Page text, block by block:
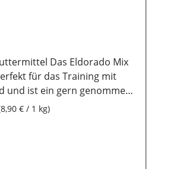
Das Eldorado Mix
für das Training mit
und ist ein gern genommens
Mischung besteht
€ / 1 kg)